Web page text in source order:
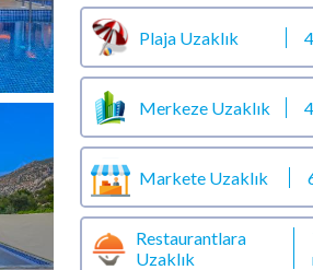
Plaja Uzaklık
Merkeze Uzaklık
Markete Uzaklık
Restaurantlara
Uzaklık